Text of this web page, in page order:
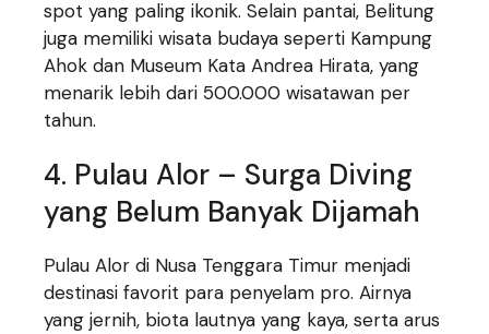
spot yang paling ikonik. Selain pantai, Belitung
juga memiliki wisata budaya seperti Kampung
Ahok dan Museum Kata Andrea Hirata, yang
menarik lebih dari 500.000 wisatawan per
tahun.
4. Pulau Alor – Surga Diving
yang Belum Banyak Dijamah
Pulau Alor di Nusa Tenggara Timur menjadi
destinasi favorit para penyelam pro. Airnya
yang jernih, biota lautnya yang kaya, serta arus